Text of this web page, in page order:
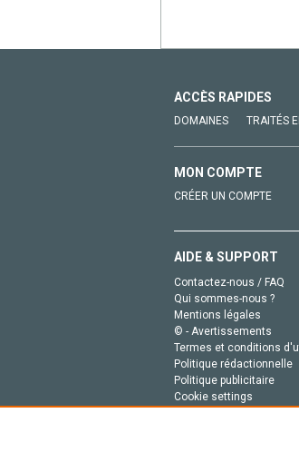
ACCÈS RAPIDES
DOMAINES TRAITÉS
MON COMPTE
CRÉER UN COMPTE
AIDE & SUPPORT
Contactez-nous / FAQ
Qui sommes-nous ?
Mentions légales
© - Avertissements
Termes et conditions
Politique rédactionnelle
Politique publicitaire
Cookie settings